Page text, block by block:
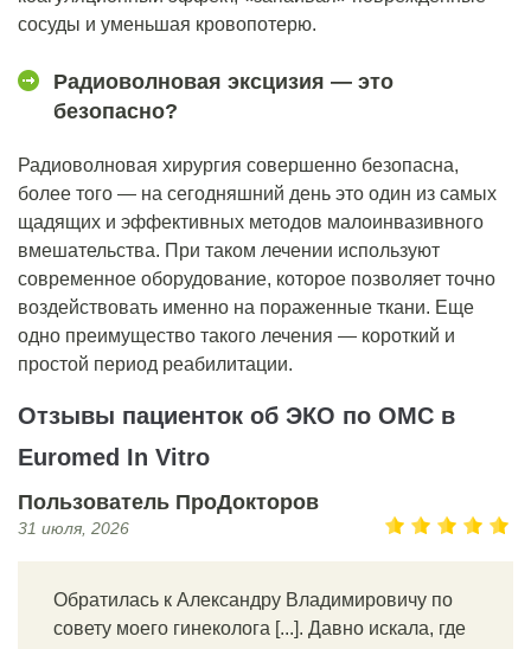
сосуды и уменьшая кровопотерю.
Радиоволновая эксцизия ― это
безопасно?
Радиоволновая хирургия совершенно безопасна,
более того ― на сегодняшний день это один из самых
щадящих и эффективных методов малоинвазивного
вмешательства. При таком лечении используют
современное оборудование, которое позволяет точно
воздействовать именно на пораженные ткани. Еще
одно преимущество такого лечения ― короткий и
простой период реабилитации.
Отзывы пациенток об ЭКО по ОМС в
Euromed In Vitro
Пользователь ПроДокторов
31 июля, 2026
Обратилась к Александру Владимировичу по
совету моего гинеколога [...]. Давно искала, где